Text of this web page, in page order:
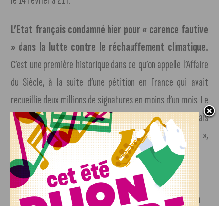
L’Etat français condamné hier pour « carence fautive
» dans la lutte contre le réchauffement climatique.
C’est une première historique dans ce qu’on appelle l’Affaire
du Siècle, à la suite d’une pétition en France qui avait
recueillie deux millions de signatures en moins d’un mois. Le
tribunal a condamné l’Etat a versé un euro symbolique, mais
lui a surtout reconnu pour la première fois une « faute »,
celle de ne pas avoir tenu ses engagements sur le climat.
La France 24ème au monde au classement 2020 des
démocraties. L’Etat français est passé de « démocratie à